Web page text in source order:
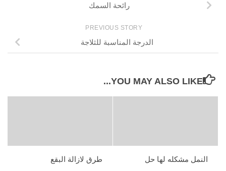
رائحة السمك
PREVIOUS STORY
الدرجة المناسبة للثلاجة
YOU MAY ALSO LIKE...
طرق لازالة البقع النمل مشكله لها حل